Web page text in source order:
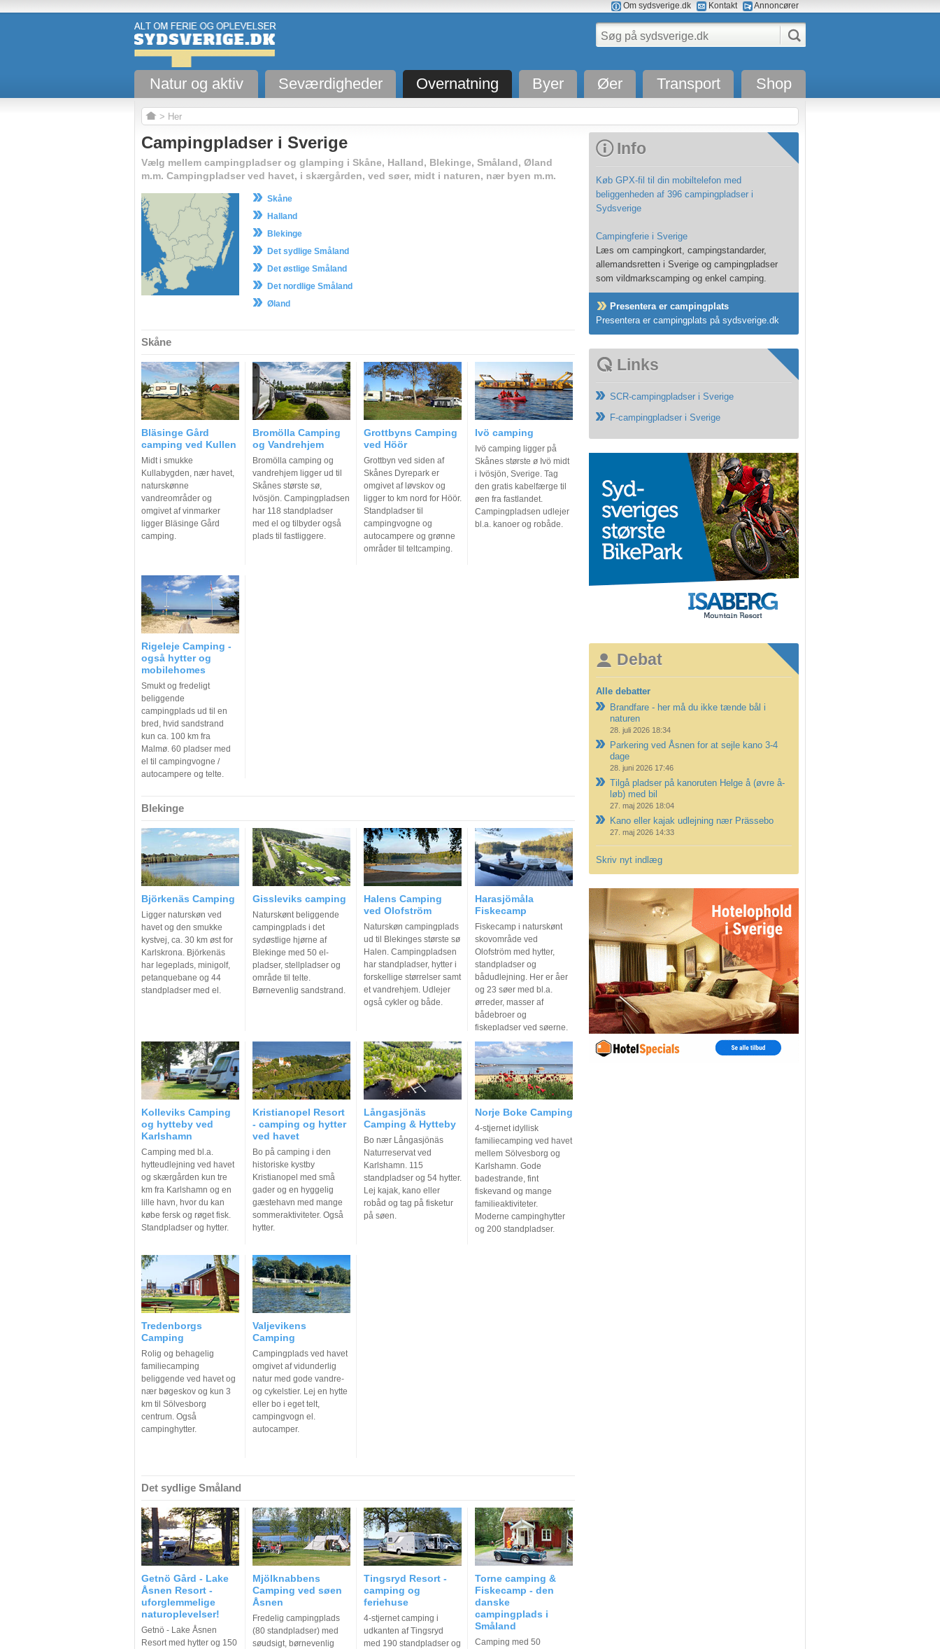
Om sydsverige.dk Kontakt Annoncører
Natur og aktiv Seværdigheder Overnatning Byer Øer Transport Shop
> Her
Campingpladser i Sverige
Vælg mellem campingpladser og glamping i Skåne, Halland, Blekinge, Småland, Øland
m.m. Campingpladser ved havet, i skærgården, ved søer, midt i naturen, nær byen m.m.
Skåne
Halland
Blekinge
Det sydlige Småland
Det østlige Småland
Det nordlige Småland
Øland
Skåne
Bläsinge Gård
camping ved Kullen
Midt i smukke
Kullabygden, nær havet,
naturskønne
vandreområder og
omgivet af vinmarker
ligger Bläsinge Gård
camping.
Bromölla Camping
og Vandrehjem
Bromölla camping og
vandrehjem ligger ud til
Skånes største sø,
Ivösjön. Campingpladsen
har 118 standpladser
med el og tilbyder også
plads til fastliggere.
Grottbyns Camping
ved Höör
Grottbyn ved siden af
Skånes Dyrepark er
omgivet af løvskov og
ligger to km nord for Höör.
Standpladser til
campingvogne og
autocampere og grønne
områder til teltcamping.
Ivö camping
Ivö camping ligger på
Skånes største ø Ivö midt
i Ivösjön, Sverige. Tag
den gratis kabelfærge til
øen fra fastlandet.
Campingpladsen udlejer
bl.a. kanoer og robåde.
Rigeleje Camping -
også hytter og
mobilehomes
Smukt og fredeligt
beliggende
campingplads ud til en
bred, hvid sandstrand
kun ca. 100 km fra
Malmø. 60 pladser med
el til campingvogne /
autocampere og telte.
Blekinge
Björkenäs Camping
Ligger naturskøn ved
havet og den smukke
kystvej, ca. 30 km øst for
Karlskrona. Björkenäs
har legeplads, minigolf,
petanquebane og 44
standpladser med el.
Gissleviks camping
Naturskønt beliggende
campingplads i det
sydøstlige hjørne af
Blekinge med 50 el-
pladser, stellpladser og
område til telte.
Børnevenlig sandstrand.
Halens Camping
ved Olofström
Naturskøn campingplads
ud til Blekinges største sø
Halen. Campingpladsen
har standpladser, hytter i
forskellige størrelser samt
et vandrehjem. Udlejer
også cykler og både.
Harasjömåla
Fiskecamp
Fiskecamp i naturskønt
skovområde ved
Olofström med hytter,
standpladser og
bådudlejning. Her er åer
og 23 søer med bl.a.
ørreder, masser af
bådebroer og
fiskepladser ved søerne.
Kolleviks Camping
og hytteby ved
Karlshamn
Camping med bl.a.
hytteudlejning ved havet
og skærgården kun tre
km fra Karlshamn og en
lille havn, hvor du kan
købe fersk og røget fisk.
Standpladser og hytter.
Kristianopel Resort
- camping og hytter
ved havet
Bo på camping i den
historiske kystby
Kristianopel med små
gader og en hyggelig
gæstehavn med mange
sommeraktiviteter. Også
hytter.
Långasjönäs
Camping & Hytteby
Bo nær Långasjönäs
Naturreservat ved
Karlshamn. 115
standpladser og 54 hytter.
Lej kajak, kano eller
robåd og tag på fisketur
på søen.
Norje Boke Camping
4-stjernet idyllisk
familiecamping ved havet
mellem Sölvesborg og
Karlshamn. Gode
badestrande, fint
fiskevand og mange
familieaktiviteter.
Moderne campinghytter
og 200 standpladser.
Tredenborgs
Camping
Rolig og behagelig
familiecamping
beliggende ved havet og
nær bøgeskov og kun 3
km til Sölvesborg
centrum. Også
campinghytter.
Valjevikens
Camping
Campingplads ved havet
omgivet af vidunderlig
natur med gode vandre-
og cykelstier. Lej en hytte
eller bo i eget telt,
campingvogn el.
autocamper.
Det sydlige Småland
Getnö Gård - Lake
Åsnen Resort -
uforglemmelige
naturoplevelser!
Getnö - Lake Åsnen
Resort med hytter og 150
Mjölknabbens
Camping ved søen
Åsnen
Fredelig campingplads
(80 standpladser) med
søudsigt, børnevenlig
Tingsryd Resort -
camping og
feriehuse
4-stjernet camping i
udkanten af Tingsryd
med 190 standpladser og
Torne camping &
Fiskecamp - den
danske
campingplads i
Småland
Camping med 50
Info
Køb GPX-fil til din mobiltelefon med
beliggenheden af 396 campingpladser i
Sydsverige
Campingferie i Sverige
Læs om campingkort, campingstandarder,
allemandsretten i Sverige og campingpladser
som vildmarkscamping og enkel camping.
Presentera er campingplats
Presentera er campingplats på sydsverige.dk
Links
SCR-campingpladser i Sverige
F-campingpladser i Sverige
Debat
Alle debatter
Brandfare - her må du ikke tænde bål i
naturen
28. juli 2026 18:34
Parkering ved Åsnen for at sejle kano 3-4
dage
28. juni 2026 17:46
Tilgå pladser på kanoruten Helge å (øvre å-
løb) med bil
27. maj 2026 18:04
Kano eller kajak udlejning nær Prässebo
27. maj 2026 14:33
Skriv nyt indlæg